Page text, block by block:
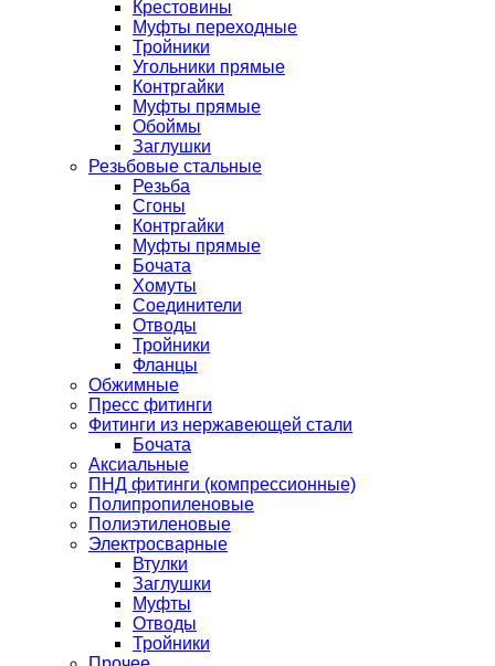
Крестовины
Муфты переходные
Тройники
Угольники прямые
Контргайки
Муфты прямые
Обоймы
Заглушки
Резьбовые стальные
Резьба
Сгоны
Контргайки
Муфты прямые
Бочата
Хомуты
Соединители
Отводы
Тройники
Фланцы
Обжимные
Пресс фитинги
Фитинги из нержавеющей стали
Бочата
Аксиальные
ПНД фитинги (компрессионные)
Полипропиленовые
Полиэтиленовые
Электросварные
Втулки
Заглушки
Муфты
Отводы
Тройники